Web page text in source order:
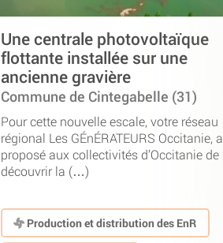
Une centrale photovoltaïque
flottante installée sur une
ancienne gravière
Commune de Cintegabelle (31)
Pour cette nouvelle escale, votre réseau
régional Les GÉnÉRATEURS Occitanie, a
proposé aux collectivités d’Occitanie de
découvrir la (…)
Production et distribution des EnR